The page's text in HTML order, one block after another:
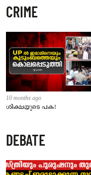
CRIME
10 months ago
ശിക്ഷയുടെ പക!
DEBATE